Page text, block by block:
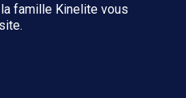
famille Kinelite vous